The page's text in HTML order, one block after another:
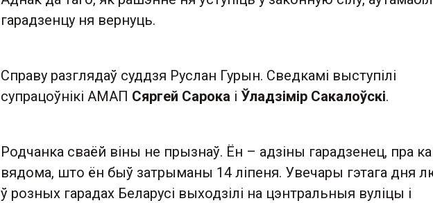
гарадзенцу ня вернуць.
Справу разглядаў суддзя Руслан Гурын. Сведкамі выступілі
супрацоўнікі АМАП Сяргей Сарока і Ўладзімір Сакалоўскі.
Родчанка сваёй віны не прызнаў. Ён – адзіны гарадзенец, пра
вядома, што ён быў затрыманы 14 ліпеня. Увечары гэтага дня
ў розных гарадах Беларусі выходзілі на цэнтральныя вуліцы і